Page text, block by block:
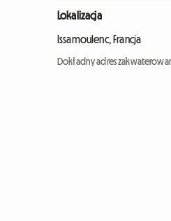
Lokalizacja
Issamoulenc, Francja
Dokładny adres